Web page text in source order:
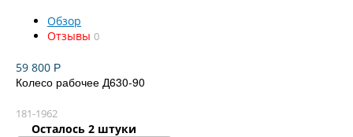
Обзор
Отзывы 0
59 800 Р
Колесо рабочее Д630-90
181-1962
Осталось 2 штуки